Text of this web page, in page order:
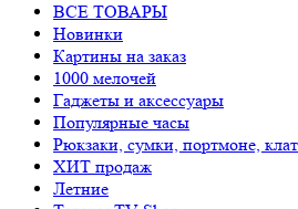
ВСЕ ТОВАРЫ
Новинки
Картины на заказ
1000 мелочей
Гаджеты и аксессуары
Популярные часы
Рюкзаки, сумки, портмоне,
ХИТ продаж
Летние